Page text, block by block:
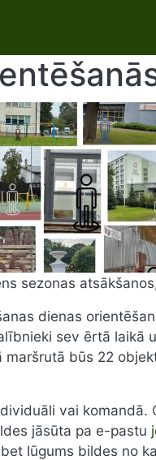
sezonas
dienas
sev ērtā laikā
maršrutā būs 22
vai komandā.
jāsūta pa e-pastu
lūgums bildes no